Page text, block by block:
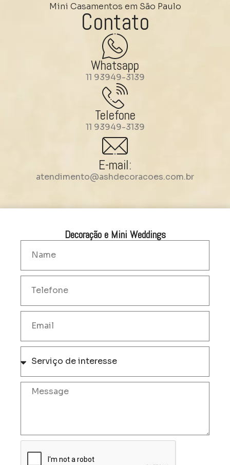
Mini Casamentos em São Paulo
Contato
Whatsapp
11 93949-3139
Telefone
11 93949-3139
E-mail:
atendimento@ashdecoracoes.com.br
Decoração e Mini Weddings